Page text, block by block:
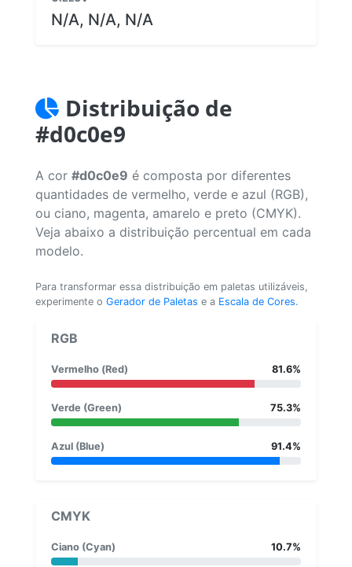
N/A, N/A, N/A
Distribuição de
#d0c0e9
A cor #d0c0e9 é composta por diferentes
quantidades de vermelho, verde e azul (RGB),
ou ciano, magenta, amarelo e preto (CMYK).
Veja abaixo a distribuição percentual em cada
modelo.
Para transformar essa distribuição em paletas utilizáveis,
experimente o Gerador de Paletas e a Escala de Cores.
RGB
Vermelho (Red) 81.6%
Verde (Green) 75.3%
Azul (Blue) 91.4%
CMYK
Ciano (Cyan) 10.7%